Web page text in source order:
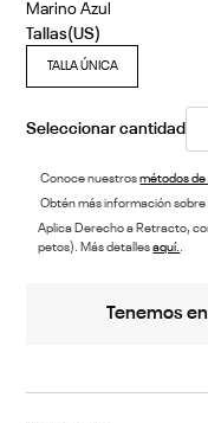
Marino Azul
TALLA ÚNICA
Conoce nuestrosmétodos de
Obtén más información
Aplica Derecho a Retracto,
petos). Más detallesaquí..
Tenemos